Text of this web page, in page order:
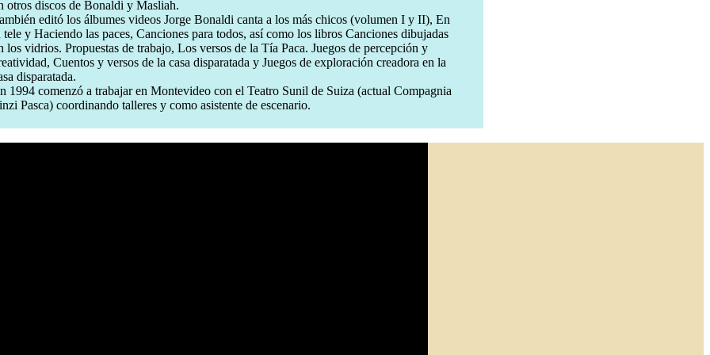
otros discos de Bonaldi y Masliah.
editó los álbumes videos Jorge Bonaldi canta a los más chicos (volumen I y II), En
tele y Haciendo las paces, Canciones para todos, así como los libros Canciones dibujadas
los vidrios. Propuestas de trabajo, Los versos de la Tía Paca. Juegos de percepción y
Cuentos y versos de la casa disparatada y Juegos de exploración creadora en la
disparatada.
1994 comenzó a trabajar en Montevideo con el Teatro Sunil de Suiza (actual Compagnia
Pasca) coordinando talleres y como asistente de escenario.